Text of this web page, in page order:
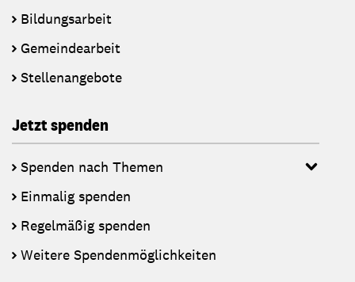
Bildungsarbeit
Gemeindearbeit
Stellenangebote
Jetzt spenden
Spenden nach Themen
Einmalig spenden
Regelmäßig spenden
Weitere Spendenmöglichkeiten